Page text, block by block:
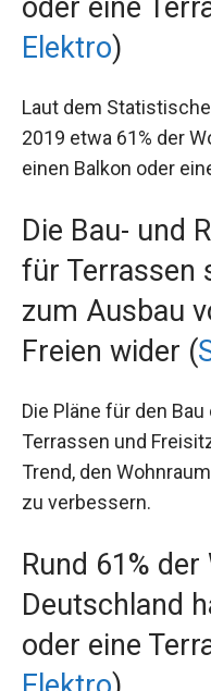
oder eine
Elektro)
Laut dem
2019 etwa 61% der
einen Balkon oder
Die Bau- und
für Terrassen
zum Ausbau
Freien wider (
Die Pläne für den
Terrassen und
Trend, den
zu verbessern.
Rund 61%
Deutschland
oder eine